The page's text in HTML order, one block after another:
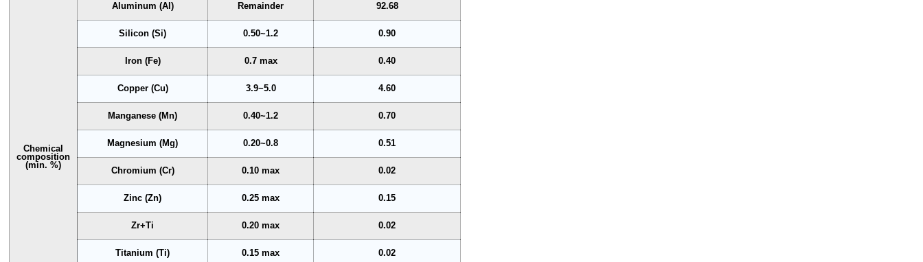
Chemical
composition
(min. %)
Aluminum (Al) Remainder 92.68
Silicon (Si) 0.50~1.2 0.90
Iron (Fe) 0.7 max 0.40
Copper (Cu) 3.9~5.0 4.60
Manganese (Mn) 0.40~1.2 0.70
Magnesium (Mg) 0.20~0.8 0.51
Chromium (Cr) 0.10 max 0.02
Zinc (Zn) 0.25 max 0.15
Zr+Ti 0.20 max 0.02
Titanium (Ti) 0.15 max 0.02